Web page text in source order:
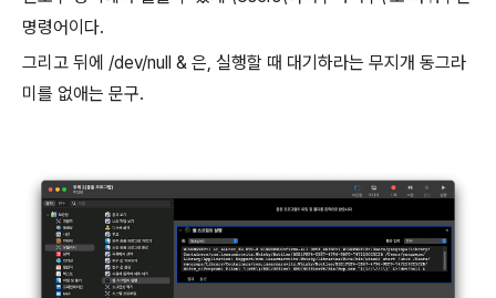
명령어이다.
그리고 뒤에 /dev/null & 은, 실행할 때 대기하라는 무지개 동그라
미를 없애는 문구.